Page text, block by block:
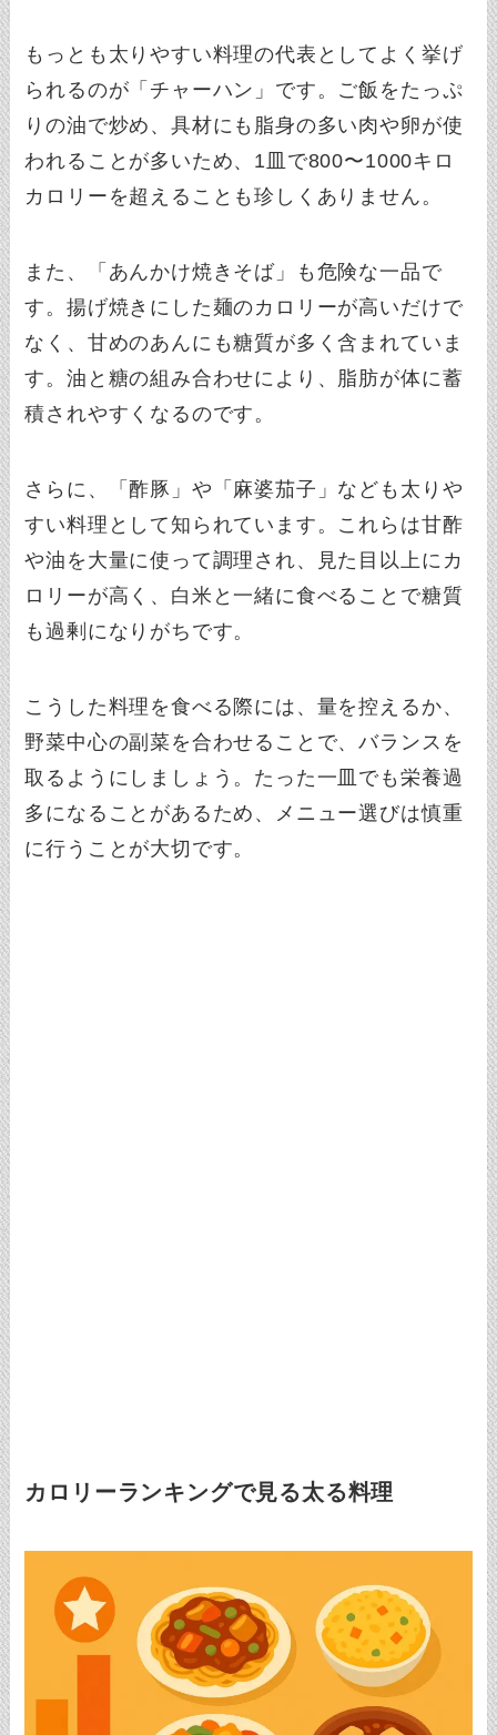
もっとも太りやすい料理の代表としてよく挙げ
られるのが「チャーハン」です。ご飯をたっぷ
りの油で炒め、具材にも脂身の多い肉や卵が使
われることが多いため、1皿で800〜1000キロ
カロリーを超えることも珍しくありません。
また、「あんかけ焼きそば」も危険な一品で
す。揚げ焼きにした麺のカロリーが高いだけで
なく、甘めのあんにも糖質が多く含まれていま
す。油と糖の組み合わせにより、脂肪が体に蓄
積されやすくなるのです。
さらに、「酢豚」や「麻婆茄子」なども太りや
すい料理として知られています。これらは甘酢
や油を大量に使って調理され、見た目以上にカ
ロリーが高く、白米と一緒に食べることで糖質
も過剰になりがちです。
こうした料理を食べる際には、量を控えるか、
野菜中心の副菜を合わせることで、バランスを
取るようにしましょう。たった一皿でも栄養過
多になることがあるため、メニュー選びは慎重
に行うことが大切です。
カロリーランキングで見る太る料理